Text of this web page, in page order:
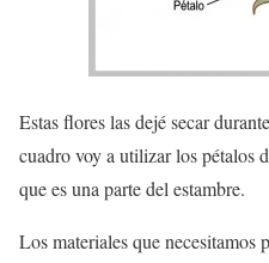
Estas flores las dejé secar
cuadro voy a utilizar lospétalos
que es una parte del estambre.
Losmaterialesque necesitamos